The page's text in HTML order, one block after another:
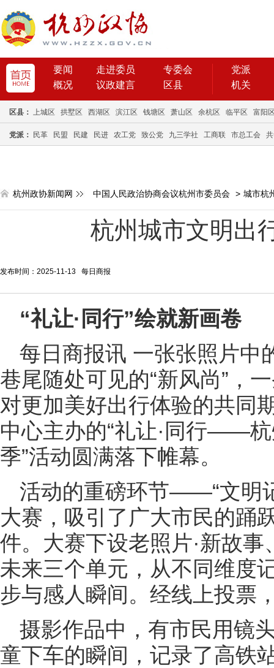
要闻 走进委员
专委会
概况
议政建言 区县
党派
机关
区县： 上城区 拱墅区 西湖区 滨江区 钱塘区 萧山区 余杭区 临平区 富阳
党派： 民革 民盟 民建 民进 农工党 致公党 九三学社 工商联 市总工会
杭州政协新闻网 中国人民政治协商会议杭州市委员会 > 城市杭
杭州城市文明出
发布时间：2025-11-13 每日商报
“礼让·同行”绘就新画卷
每日商报讯 一张张照片中
巷尾随处可见的“新风尚”，
对更加美好出行体验的共同
中心主办的“礼让·同行——
季”活动圆满落下帷幕。
活动的重磅环节——“文明
大赛，吸引了广大市民的踊
件。大赛下设老照片·新故事
未来三个单元，从不同维度
步与感人瞬间。经线上投票
摄影作品中，有市民用镜
童下车的瞬间，记录了高铁